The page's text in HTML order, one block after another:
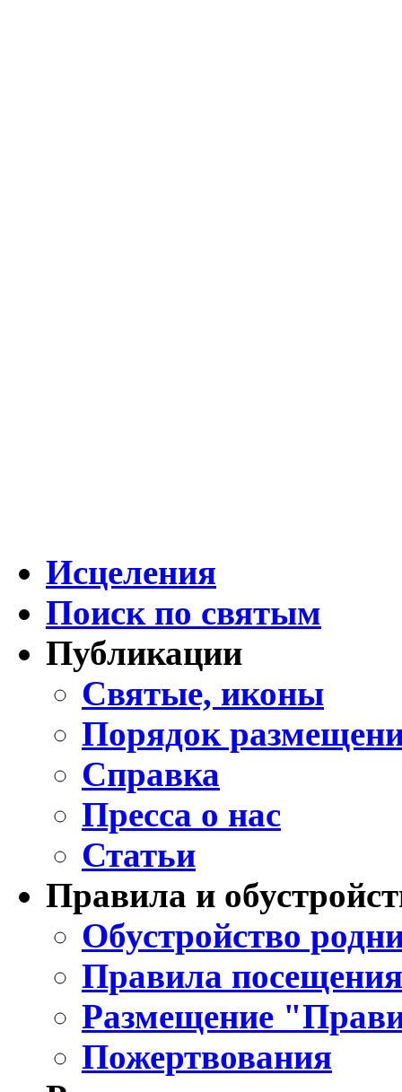
Исцеления
Поиск по святым
Публикации
Святые, иконы
Порядок
Справка
Пресса о нас
Статьи
Правила и
Обустройство
Правила
Размещение
Пожертвования